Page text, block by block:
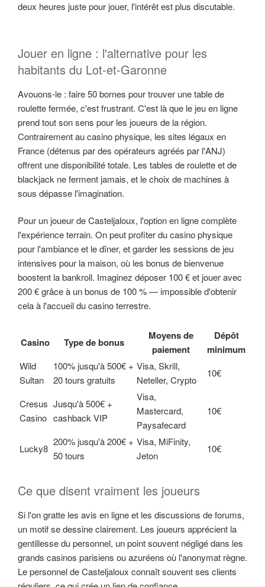
deux heures juste pour jouer, l'intérêt est plus discutable.
Jouer en ligne : l'alternative pour les
habitants du Lot-et-Garonne
Avouons-le : faire 50 bornes pour trouver une table de
roulette fermée, c'est frustrant. C'est là que le jeu en ligne
prend tout son sens pour les joueurs de la région.
Contrairement au casino physique, les sites légaux en
France (détenus par des opérateurs agréés par l'ANJ)
offrent une disponibilité totale. Les tables de roulette et de
blackjack ne ferment jamais, et le choix de machines à
sous dépasse l'imagination.
Pour un joueur de Casteljaloux, l'option en ligne complète
l'expérience terrain. On peut profiter du casino physique
pour l'ambiance et le dîner, et garder les sessions de jeu
intensives pour la maison, où les bonus de bienvenue
boostent la bankroll. Imaginez déposer 100 € et jouer avec
200 € grâce à un bonus de 100 % — impossible d'obtenir
cela à l'accueil du casino terrestre.
Casino Type de bonus
Moyens de
paiement
Dépôt
minimum
Wild
Sultan
100% jusqu'à 500€ +
20 tours gratuits
Visa, Skrill,
Neteller, Crypto
10€
Cresus
Casino
Jusqu'à 500€ +
cashback VIP
Visa,
Mastercard,
Paysafecard
10€
Lucky8
200% jusqu'à 200€ +
50 tours
Visa, MiFinity,
Jeton
10€
Ce que disent vraiment les joueurs
Si l'on gratte les avis en ligne et les discussions de forums,
un motif se dessine clairement. Les joueurs apprécient la
gentillesse du personnel, un point souvent négligé dans les
grands casinos parisiens ou azuréens où l'anonymat règne.
Le personnel de Casteljaloux connaît souvent ses clients